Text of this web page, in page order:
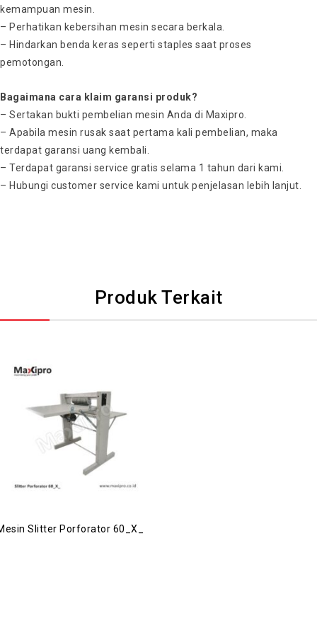
kemampuan mesin.
– Perhatikan kebersihan mesin secara berkala.
– Hindarkan benda keras seperti staples saat proses
pemotongan.
Bagaimana cara klaim garansi produk?
– Sertakan bukti pembelian mesin Anda di Maxipro.
– Apabila mesin rusak saat pertama kali pembelian, maka
terdapat garansi uang kembali.
– Terdapat garansi service gratis selama 1 tahun dari kami.
– Hubungi customer service kami untuk penjelasan lebih lanjut.
Produk Terkait
Slitter Porforator 60_X_